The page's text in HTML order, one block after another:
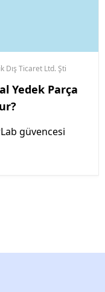
Dış Ticaret Ltd. Şti
Yedek Parça
güvencesi